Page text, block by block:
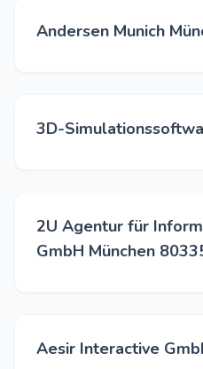
Andersen Munich
3D-
2U Agentur für
GmbH München
Aesir Interactive